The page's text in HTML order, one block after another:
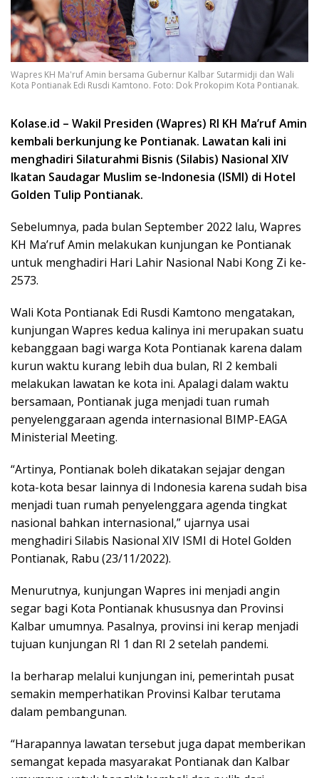
Wapres KH Ma'ruf Amin bersama Gubernur Kalbar Sutarmidji dan Wali
Kota Pontianak Edi Rusdi Kamtono. Foto: Dok Prokopim Kota Pontianak.
Kolase.id – Wakil Presiden (Wapres) RI KH Ma’ruf Amin
kembali berkunjung ke Pontianak. Lawatan kali ini
menghadiri Silaturahmi Bisnis (Silabis) Nasional XIV
Ikatan Saudagar Muslim se-Indonesia (ISMI) di Hotel
Golden Tulip Pontianak.
Sebelumnya, pada bulan September 2022 lalu, Wapres
KH Ma’ruf Amin melakukan kunjungan ke Pontianak
untuk menghadiri Hari Lahir Nasional Nabi Kong Zi ke-
2573.
Wali Kota Pontianak Edi Rusdi Kamtono mengatakan,
kunjungan Wapres kedua kalinya ini merupakan suatu
kebanggaan bagi warga Kota Pontianak karena dalam
kurun waktu kurang lebih dua bulan, RI 2 kembali
melakukan lawatan ke kota ini. Apalagi dalam waktu
bersamaan, Pontianak juga menjadi tuan rumah
penyelenggaraan agenda internasional BIMP-EAGA
Ministerial Meeting.
“Artinya, Pontianak boleh dikatakan sejajar dengan
kota-kota besar lainnya di Indonesia karena sudah bisa
menjadi tuan rumah penyelenggara agenda tingkat
nasional bahkan internasional,” ujarnya usai
menghadiri Silabis Nasional XIV ISMI di Hotel Golden
Pontianak, Rabu (23/11/2022).
Menurutnya, kunjungan Wapres ini menjadi angin
segar bagi Kota Pontianak khususnya dan Provinsi
Kalbar umumnya. Pasalnya, provinsi ini kerap menjadi
tujuan kunjungan RI 1 dan RI 2 setelah pandemi.
Ia berharap melalui kunjungan ini, pemerintah pusat
semakin memperhatikan Provinsi Kalbar terutama
dalam pembangunan.
“Harapannya lawatan tersebut juga dapat memberikan
semangat kepada masyarakat Pontianak dan Kalbar